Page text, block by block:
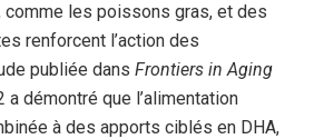
comme les poissons gras, et des
renforcent l’action des
publiée dans Frontiers in Aging
a démontré que l’alimentation
à des apports ciblés en DHA,